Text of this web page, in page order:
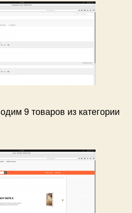
9 товаров из категории